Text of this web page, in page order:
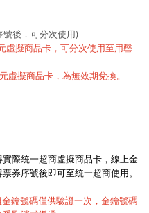
後．可分次使用)
虛擬商品卡，可分次使用至用罄
虛擬商品卡，為無效期兌換。
際統一超商虛擬商品卡，線上金
券序號後即可至統一超商使用。
鑰號碼僅供驗證一次，金鑰號碼